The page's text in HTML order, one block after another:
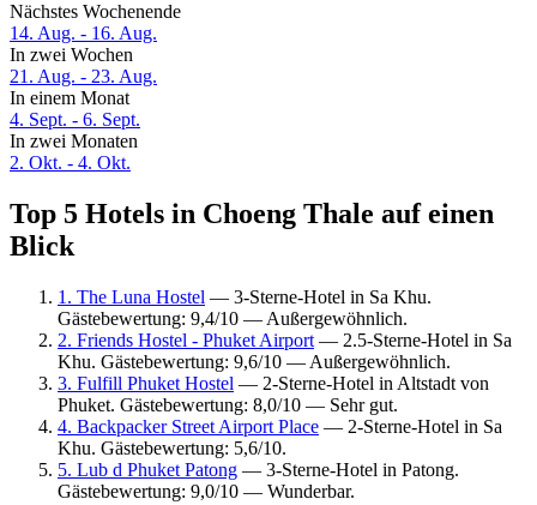
Nächstes Wochenende
14. Aug. - 16. Aug.
In zwei Wochen
21. Aug. - 23. Aug.
In einem Monat
4. Sept. - 6. Sept.
In zwei Monaten
2. Okt. - 4. Okt.
Top 5 Hotels in Choeng Thale auf einen
Blick
1. The Luna Hostel — 3-Sterne-Hotel in Sa Khu.
Gästebewertung: 9,4/10 — Außergewöhnlich.
2. Friends Hostel - Phuket Airport — 2.5-Sterne-Hotel in Sa
Khu. Gästebewertung: 9,6/10 — Außergewöhnlich.
3. Fulfill Phuket Hostel — 2-Sterne-Hotel in Altstadt von
Phuket. Gästebewertung: 8,0/10 — Sehr gut.
4. Backpacker Street Airport Place — 2-Sterne-Hotel in Sa
Khu. Gästebewertung: 5,6/10.
5. Lub d Phuket Patong — 3-Sterne-Hotel in Patong.
Gästebewertung: 9,0/10 — Wunderbar.